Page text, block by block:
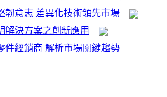
韌意志 差異化技術領先市場
解決方案之創新應用
件經銷商 解析市場關鍵趨勢